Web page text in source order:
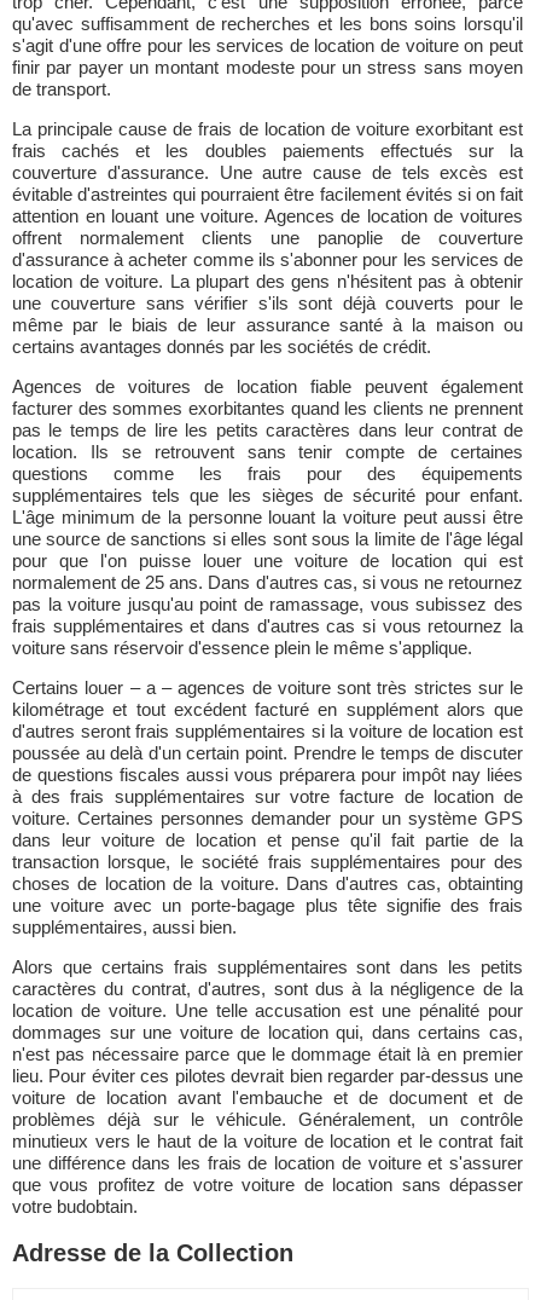
qu'avec suffisamment de recherches et les bons soins lorsqu'il
s'agit d'une offre pour les services de location de voiture on peut
finir par payer un montant modeste pour un stress sans moyen
de transport.
La principale cause de frais de location de voiture exorbitant est
frais cachés et les doubles paiements effectués sur la
couverture d'assurance. Une autre cause de tels excès est
évitable d'astreintes qui pourraient être facilement évités si on fait
attention en louant une voiture. Agences de location de voitures
offrent normalement clients une panoplie de couverture
d'assurance à acheter comme ils s'abonner pour les services de
location de voiture. La plupart des gens n'hésitent pas à obtenir
une couverture sans vérifier s'ils sont déjà couverts pour le
même par le biais de leur assurance santé à la maison ou
certains avantages donnés par les sociétés de crédit.
Agences de voitures de location fiable peuvent également
facturer des sommes exorbitantes quand les clients ne prennent
pas le temps de lire les petits caractères dans leur contrat de
location. Ils se retrouvent sans tenir compte de certaines
questions comme les frais pour des équipements
supplémentaires tels que les sièges de sécurité pour enfant.
L'âge minimum de la personne louant la voiture peut aussi être
une source de sanctions si elles sont sous la limite de l'âge légal
pour que l'on puisse louer une voiture de location qui est
normalement de 25 ans. Dans d'autres cas, si vous ne retournez
pas la voiture jusqu'au point de ramassage, vous subissez des
frais supplémentaires et dans d'autres cas si vous retournez la
voiture sans réservoir d'essence plein le même s'applique.
Certains louer – a – agences de voiture sont très strictes sur le
kilométrage et tout excédent facturé en supplément alors que
d'autres seront frais supplémentaires si la voiture de location est
poussée au delà d'un certain point. Prendre le temps de discuter
de questions fiscales aussi vous préparera pour impôt nay liées
à des frais supplémentaires sur votre facture de location de
voiture. Certaines personnes demander pour un système GPS
dans leur voiture de location et pense qu'il fait partie de la
transaction lorsque, le société frais supplémentaires pour des
choses de location de la voiture. Dans d'autres cas, obtainting
une voiture avec un porte-bagage plus tête signifie des frais
supplémentaires, aussi bien.
Alors que certains frais supplémentaires sont dans les petits
caractères du contrat, d'autres, sont dus à la négligence de la
location de voiture. Une telle accusation est une pénalité pour
dommages sur une voiture de location qui, dans certains cas,
n'est pas nécessaire parce que le dommage était là en premier
lieu. Pour éviter ces pilotes devrait bien regarder par-dessus une
voiture de location avant l'embauche et de document et de
problèmes déjà sur le véhicule. Généralement, un contrôle
minutieux vers le haut de la voiture de location et le contrat fait
une différence dans les frais de location de voiture et s'assurer
que vous profitez de votre voiture de location sans dépasser
votre budobtain.
Adresse de la Collection